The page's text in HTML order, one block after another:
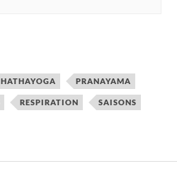
HATHAYOGA PRANAYAMA
RESPIRATION SAISONS